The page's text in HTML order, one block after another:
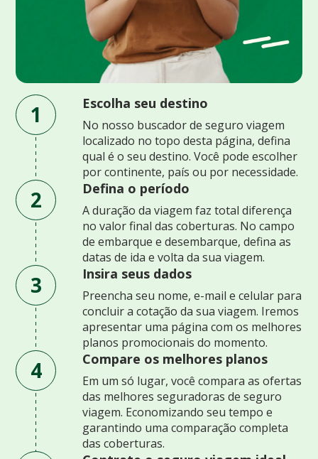
1 Escolha seu destino
No nosso buscador de seguro viagem
localizado no topo desta página, defina
qual é o seu destino. Você pode escolher
por continente, país ou por necessidade.
2 Defina o período
A duração da viagem faz total diferença
no valor final das coberturas. No campo
de embarque e desembarque, defina as
datas de ida e volta da sua viagem.
3 Insira seus dados
Preencha seu nome, e-mail e celular para
concluir a cotação da sua viagem. Iremos
apresentar uma página com os melhores
planos promocionais do momento.
4 Compare os melhores planos
Em um só lugar, você compara as ofertas
das melhores seguradoras de seguro
viagem. Economizando seu tempo e
garantindo uma comparação completa
das coberturas.